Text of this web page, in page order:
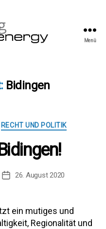
Menü
Bidingen
Kategorien
RECHT UND POLITIK
Beitragsdatum
26. August 2020
ein mutiges und
Regionalität und